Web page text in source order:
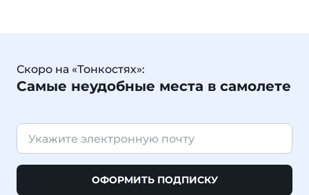
Скоро на «Тонкостях»:
Самые неудобные места в самолете
ОФОРМИТЬ ПОДПИСКУ